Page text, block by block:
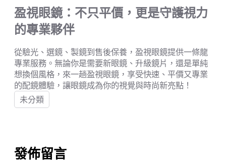
盈視眼鏡：不只平價，更是守護視力
的專業夥伴
從驗光、選鏡、製鏡到售後保養，盈視眼鏡提供一條龍
專業服務。無論你是需要新眼鏡、升級鏡片，還是單純
想換個風格，來一趟盈視眼鏡，享受快速、平價又專業
的配鏡體驗，讓眼鏡成為你的視覺與時尚新亮點！
未分類
發佈留言